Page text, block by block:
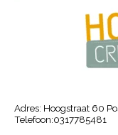
Adres: Hoogstraat 60
Telefoon:0317785481